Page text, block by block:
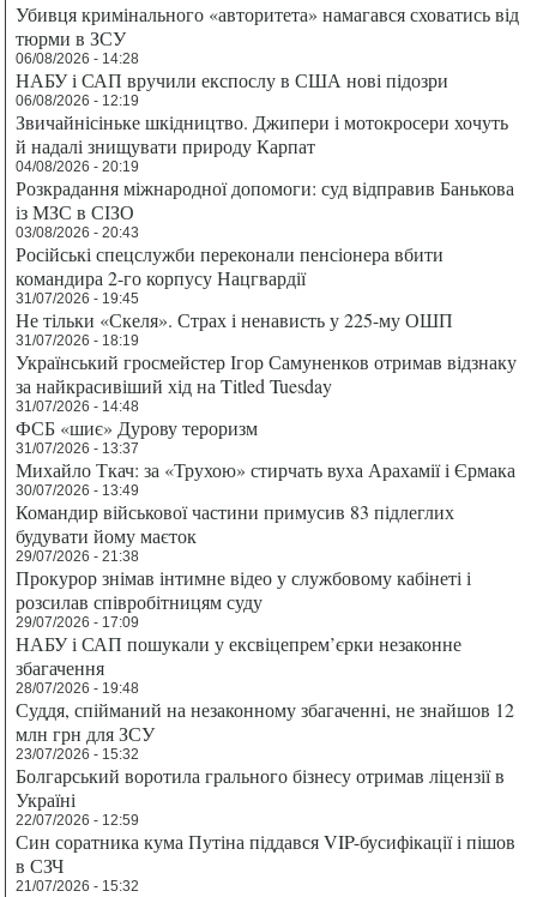
Убивця кримінального «авторитета» намагався сховатись від
тюрми в ЗСУ
06/08/2026 - 14:28
НАБУ і САП вручили експослу в США нові підозри
06/08/2026 - 12:19
Звичайнісіньке шкідництво. Джипери і мотокросери хочуть
й надалі знищувати природу Карпат
04/08/2026 - 20:19
Розкрадання міжнародної допомоги: суд відправив Банькова
із МЗС в СІЗО
03/08/2026 - 20:43
Російські спецслужби переконали пенсіонера вбити
командира 2-го корпусу Нацгвардії
31/07/2026 - 19:45
Не тільки «Скеля». Страх і ненависть у 225-му ОШП
31/07/2026 - 18:19
Український гросмейстер Ігор Самуненков отримав відзнаку
за найкрасивіший хід на Titled Tuesday
31/07/2026 - 14:48
ФСБ «шиє» Дурову тероризм
31/07/2026 - 13:37
Михайло Ткач: за «Трухою» стирчать вуха Арахамії і Єрмака
30/07/2026 - 13:49
Командир військової частини примусив 83 підлеглих
будувати йому маєток
29/07/2026 - 21:38
Прокурор знімав інтимне відео у службовому кабінеті і
розсилав співробітницям суду
29/07/2026 - 17:09
НАБУ і САП пошукали у ексвіцепрем’єрки незаконне
збагачення
28/07/2026 - 19:48
Суддя, спійманий на незаконному збагаченні, не знайшов 12
млн грн для ЗСУ
23/07/2026 - 15:32
Болгарський воротила грального бізнесу отримав ліцензії в
Україні
22/07/2026 - 12:59
Син соратника кума Путіна піддався VIP-бусифікації і пішов
в СЗЧ
21/07/2026 - 15:32